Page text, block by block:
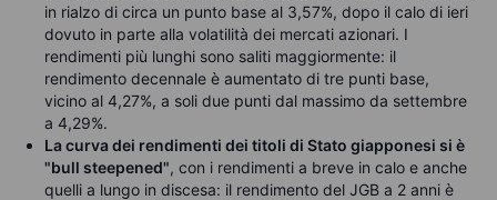
in rialzo di circa un punto base al 3,57%, dopo il calo di ieri
dovuto in parte alla volatilità dei mercati azionari. I
rendimenti più lunghi sono saliti maggiormente: il
rendimento decennale è aumentato di tre punti base,
vicino al 4,27%, a soli due punti dal massimo da settembre
a 4,29%.
La curva dei rendimenti dei titoli di Stato giapponesi si è
"bull steepened", con i rendimenti a breve in calo e anche
quelli a lungo in discesa: il rendimento del JGB a 2 anni è